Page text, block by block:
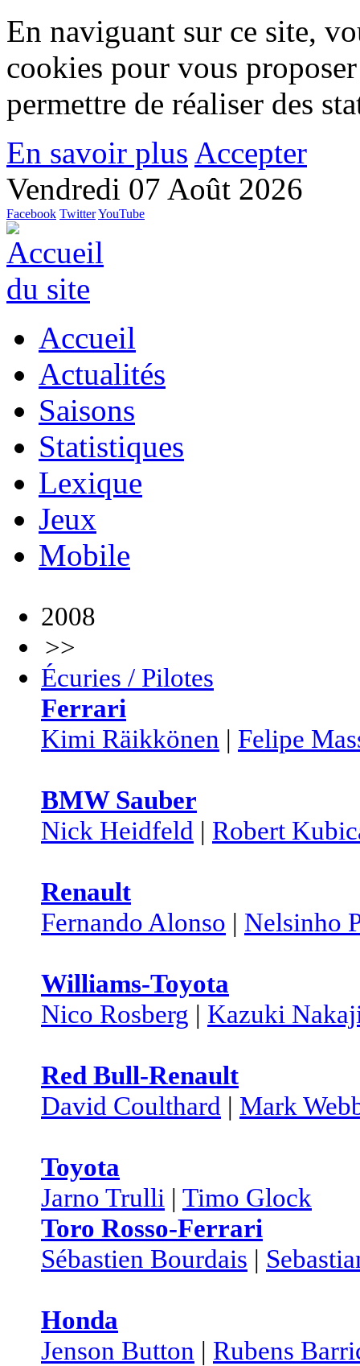
En naviguant sur ce site,
cookies pour vous
permettre de réaliser des
En savoir plus Accepter
Vendredi 07 Août 2026
Facebook TwitterYouTube
Accueil
Actualités
Saisons
Statistiques
Lexique
Jeux
Mobile
2008
>>
Écuries / Pilotes
Ferrari
Kimi Räikkönen | Felipe
BMW Sauber
Nick Heidfeld | Robert
Renault
Fernando Alonso | Nelsinho
Williams-Toyota
Nico Rosberg | Kazuki
Red Bull-Renault
David Coulthard | Mark
Toyota
Jarno Trulli | Timo Glock
Toro Rosso-Ferrari
Sébastien Bourdais |
Honda
Jenson Button | Rubens